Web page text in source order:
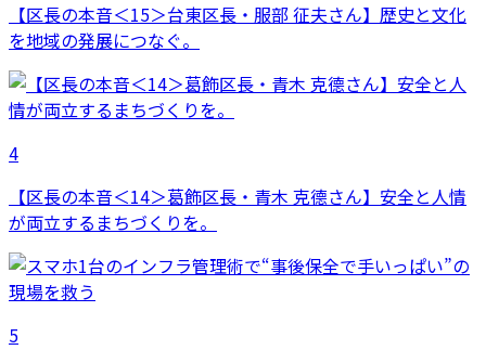
【区長の本音＜15＞台東区長・服部 征夫さん】歴史と文化
を地域の発展につなぐ。
4
【区長の本音＜14＞葛飾区長・青木 克德さん】安全と人情
が両立するまちづくりを。
5